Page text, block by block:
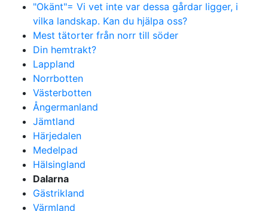
"Okänt"= Vi vet inte var dessa gårdar ligger, i
vilka landskap. Kan du hjälpa oss?
Mest tätorter från norr till söder
Din hemtrakt?
Lappland
Norrbotten
Västerbotten
Ångermanland
Jämtland
Härjedalen
Medelpad
Hälsingland
Dalarna
Gästrikland
Värmland